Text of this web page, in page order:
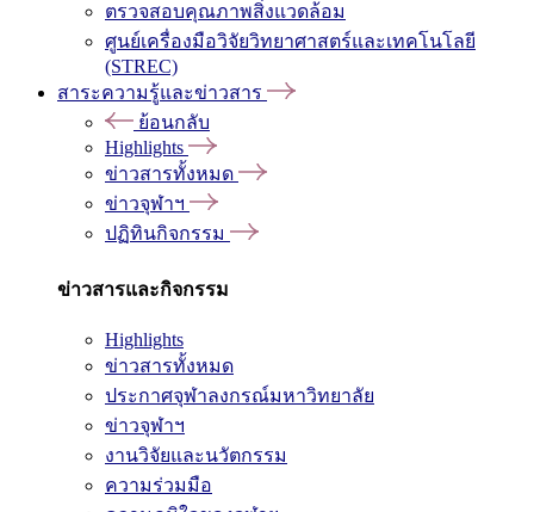
ตรวจสอบคุณภาพสิ่งแวดล้อม
ศูนย์เครื่องมือวิจัยวิทยาศาสตร์และเทคโนโลยี
(STREC)
สาระความรู้และข่าวสาร
ย้อนกลับ
Highlights
ข่าวสารทั้งหมด
ข่าวจุฬาฯ
ปฏิทินกิจกรรม
ข่าวสารและกิจกรรม
Highlights
ข่าวสารทั้งหมด
ประกาศจุฬาลงกรณ์มหาวิทยาลัย
ข่าวจุฬาฯ
งานวิจัยและนวัตกรรม
ความร่วมมือ